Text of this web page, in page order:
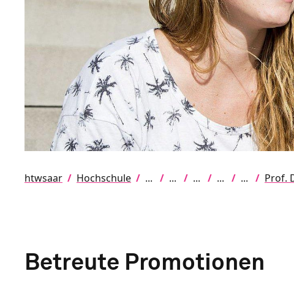
htwsaar Hochschule Prof.
Betreute Promotionen